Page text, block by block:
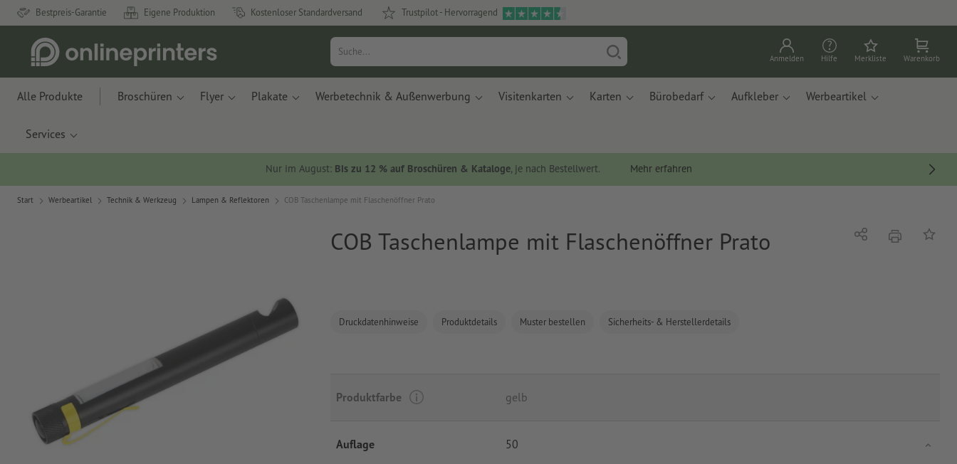
Bestpreis-Garantie Eigene Produktion Kostenloser Standardversand Trustpilot - Hervorragend
Anmelden Hilfe Merkliste Warenkorb
Alle Produkte Broschüren Flyer Plakate Werbetechnik & Außenwerbung Visitenkarten Karten Bürobedarf Aufkleber Werbeartikel
Services
Nur im August: Bis zu 12 % auf Broschüren & Kataloge, je nach Bestellwert. Mehr erfahren
Start Werbeartikel Technik & Werkzeug Lampen & Reflektoren COB Taschenlampe mit Flaschenöffner Prato
COB Taschenlampe mit Flaschenöffner Prato
Druckdatenhinweise Produktdetails Muster bestellen Sicherheits- & Herstellerdetails
Teilen DruckenAuf
Produktfarbe gelb
Auflage 50